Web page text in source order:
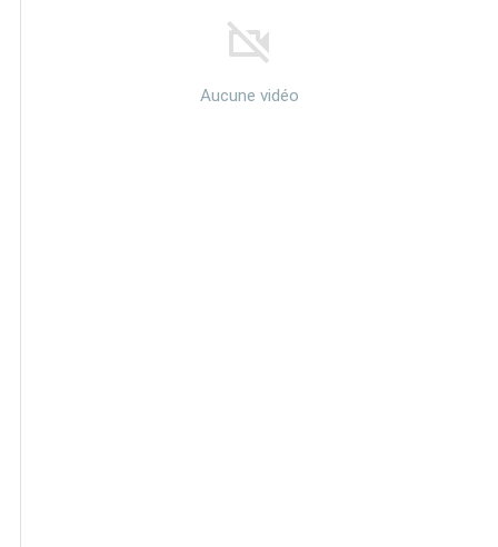
Aucune vidéo